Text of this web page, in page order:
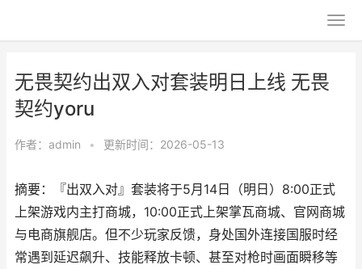
无畏契约出双入对套装明日上线 无畏
契约yoru
作者： admin • 更新时间：2026-05-13
摘要：『出双入对』套装将于5月14日（明日）8:00正式
上架游戏内主打商城，10:00正式上架掌瓦商城、官网商城
与电商旗舰店。但不少玩家反馈，身处国外连接国服时经
常遇到延迟飙升、技能释放卡顿、甚至对枪时画面瞬移等